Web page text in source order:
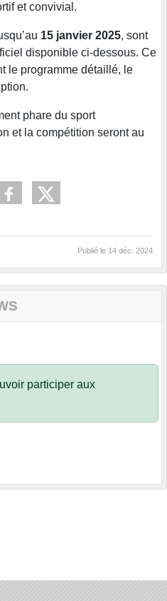
et convivial.
15 janvier 2025, sont
disponible ci-dessous. Ce
le programme détaillé, le
phare du sport
et la compétition seront au
Publié le 14 déc. 2024
participer aux